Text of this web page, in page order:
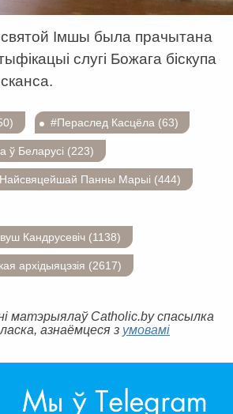
Імшы была прачытана
слугі Божага біскупа
#Пераслед Касцёла (63)
ў Беларусі (223)
Найсвяцейшай Панны Марыі (444)
Кандрусевіч (1138)
архідыяцэзія (2617)
матэрыялаў Catholic.by спасылка
азнаёмцеся з умовамі